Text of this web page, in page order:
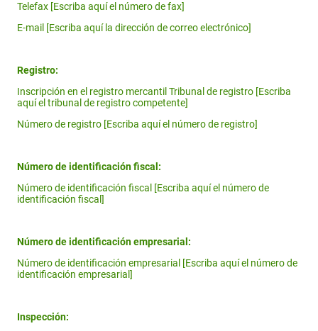
Telefax [Escriba aquí el número de fax]
E-mail [Escriba aquí la dirección de correo electrónico]
Registro:
Inscripción en el registro mercantil Tribunal de registro [Escriba
aquí el tribunal de registro competente]
Número de registro [Escriba aquí el número de registro]
Número de identificación fiscal:
Número de identificación fiscal [Escriba aquí el número de
identificación fiscal]
Número de identificación empresarial:
Número de identificación empresarial [Escriba aquí el número de
identificación empresarial]
Inspección: